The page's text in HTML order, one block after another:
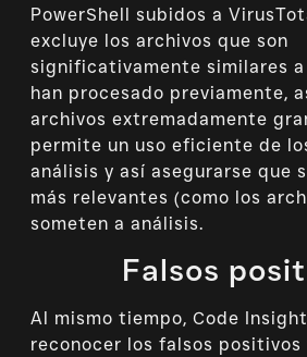
PowerShell subidos a
excluye los archivos que son
significativamente similares
han procesado previamente,
archivos extremadamente
permite un uso eficiente de
análisis y así asegurarse que
más relevantes (como los
someten a análisis.
Falsos
Al mismo tiempo, Code
reconocer los falsos positivos